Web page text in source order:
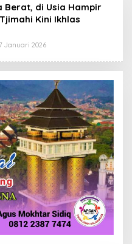
Berat, di Usia Hampir
Kini Ikhlas
7 Januari 2026
E
H
R
D
I